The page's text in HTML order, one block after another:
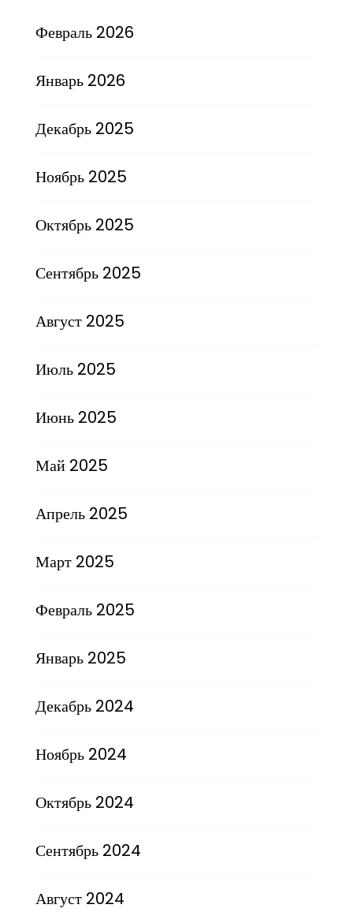
Февраль 2026
Январь 2026
Декабрь 2025
Ноябрь 2025
Октябрь 2025
Сентябрь 2025
Август 2025
Июль 2025
Июнь 2025
Май 2025
Апрель 2025
Март 2025
Февраль 2025
Январь 2025
Декабрь 2024
Ноябрь 2024
Октябрь 2024
Сентябрь 2024
Август 2024